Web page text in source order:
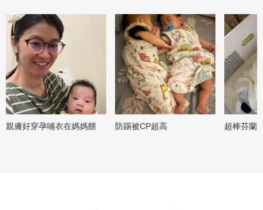
親膚好穿孕哺衣在媽媽餵 防踢被CP超高 超棒芬蘭